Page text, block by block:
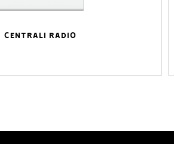
CENTRALI RADIO